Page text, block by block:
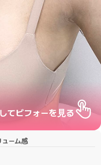
てビフォーを見る
ューム感